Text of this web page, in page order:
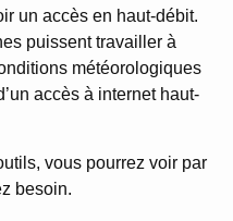
un accès en haut-débit.
puissent travailler à
météorologiques
accès à internet haut-
vous pourrez voir par
besoin.